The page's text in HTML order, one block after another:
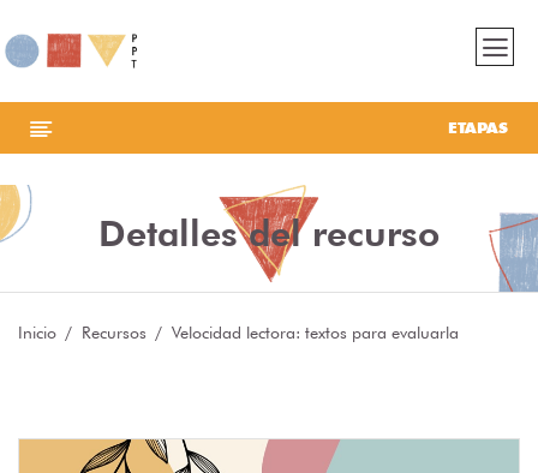
ETAPAS
Detalles del recurso
Inicio Recursos Velocidad lectora: textos para evaluarla